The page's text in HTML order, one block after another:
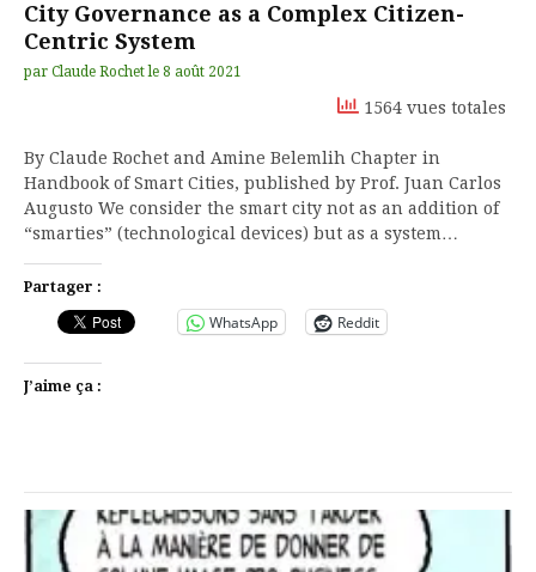
City Governance as a Complex Citizen-
Centric System
par Claude Rochet le 8 août 2021
1564 vues totales
By Claude Rochet and Amine Belemlih Chapter in
Handbook of Smart Cities, published by Prof. Juan Carlos
Augusto We consider the smart city not as an addition of
“smarties” (technological devices) but as a system…
Partager :
WhatsApp Reddit
J’aime ça :